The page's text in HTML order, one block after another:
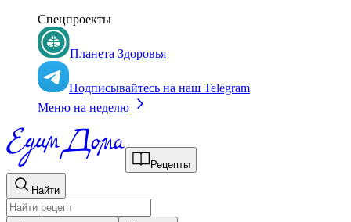
Спецпроекты
Планета Здоровья
Подписывайтесь на наш Telegram
Меню на неделю
Рецепты
Найти